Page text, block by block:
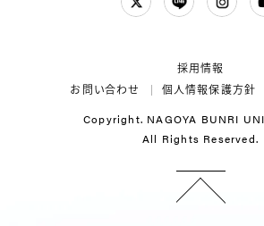
個人情報保護方針
お問い合わせ
採用情報
Copyright. NAGOYA BUNRI
All Rights Reserved.